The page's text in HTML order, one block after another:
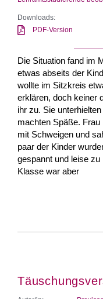
Downloads:
PDF-Version
Die Situation fand im
etwas abseits der
wollte im Sitzkreis
erklären, doch keiner
ihr zu. Sie
machten Späße.
mit Schweigen und
paar der Kinder
gespannt und leise
Klasse war aber